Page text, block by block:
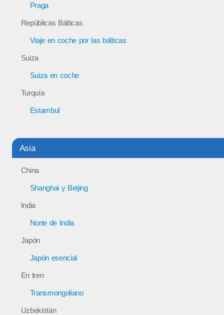
Praga
Repúblicas Bálticas
Viaje en coche por las bálticas
Suiza
Suiza en coche
Turquía
Estambul
Asia
China
Shanghai y Beijing
India
Norte de India
Japón
Japón esencial
En tren
Transmongoliano
Uzbekistán